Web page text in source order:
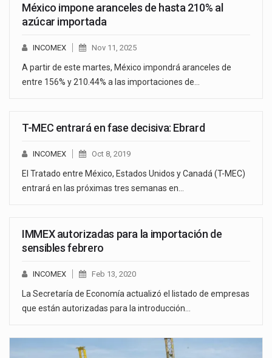
México impone aranceles de hasta 210% al
azúcar importada
INCOMEX Nov 11, 2025
A partir de este martes, México impondrá aranceles de
entre 156% y 210.44% a las importaciones de…
T-MEC entrará en fase decisiva: Ebrard
INCOMEX Oct 8, 2019
El Tratado entre México, Estados Unidos y Canadá (T-MEC)
entrará en las próximas tres semanas en…
IMMEX autorizadas para la importación de
sensibles febrero
INCOMEX Feb 13, 2020
La Secretaría de Economía actualizó el listado de empresas
que están autorizadas para la introducción…